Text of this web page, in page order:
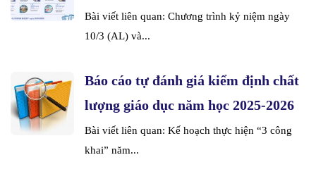
Bài viết liên quan: Chương trình kỷ niệm ngày
10/3 (AL) và...
Báo cáo tự đánh giá kiểm định chất
lượng giáo dục năm học 2025-2026
Bài viết liên quan: Kế hoạch thực hiện “3 công
khai” năm...